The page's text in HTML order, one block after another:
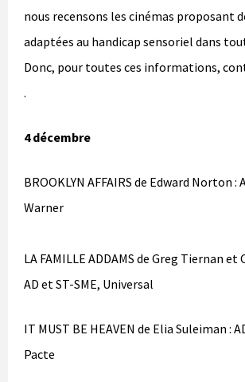
nous recensons les cinémas proposant
adaptées au handicap sensoriel dans
Donc, pour toutes ces informations,
.
4 décembre
BROOKLYN AFFAIRS de Edward Norton :
Warner
LA FAMILLE ADDAMS de Greg Tiernan et
AD et ST-SME, Universal
IT MUST BE HEAVEN de Elia Suleiman :
Pacte